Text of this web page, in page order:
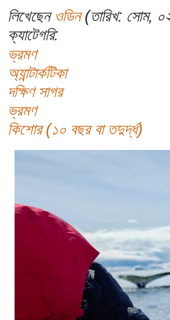
লিখেছেন ওডিন(তারিখ: সোম,
ক্যাটেগরি:
ভ্রমণ
অ্যান্টার্কটিকা
দক্ষিণ সাগর
ভ্রমণ
কিশোর (১০ বছর বা তদুর্দ্ধ)